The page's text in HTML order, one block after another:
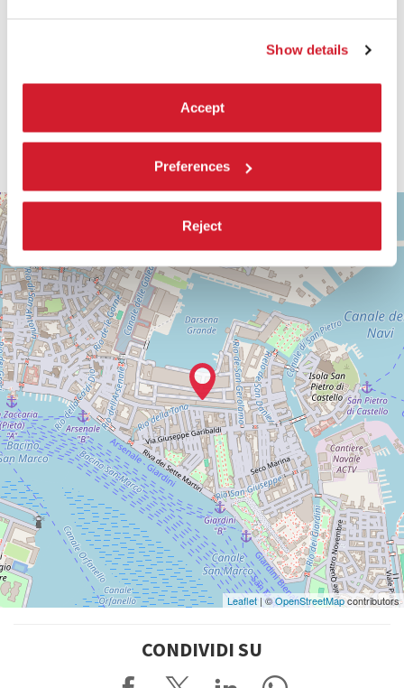
Show details
Accept
Preferences
Reject
ARSENALE
−
Leaflet| ©OpenStreetMapcontributors
CONDIVIDI SU